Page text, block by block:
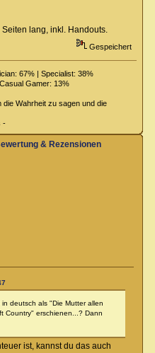
lang, inkl. Handouts.
Gespeichert
67% | Specialist: 38%
Gamer: 13%
Wahrheit zu sagen und die
-
& Rezensionen
in deutsch als "Die Mutter allen
Country" erschienen...? Dann
ist, kannst du das auch